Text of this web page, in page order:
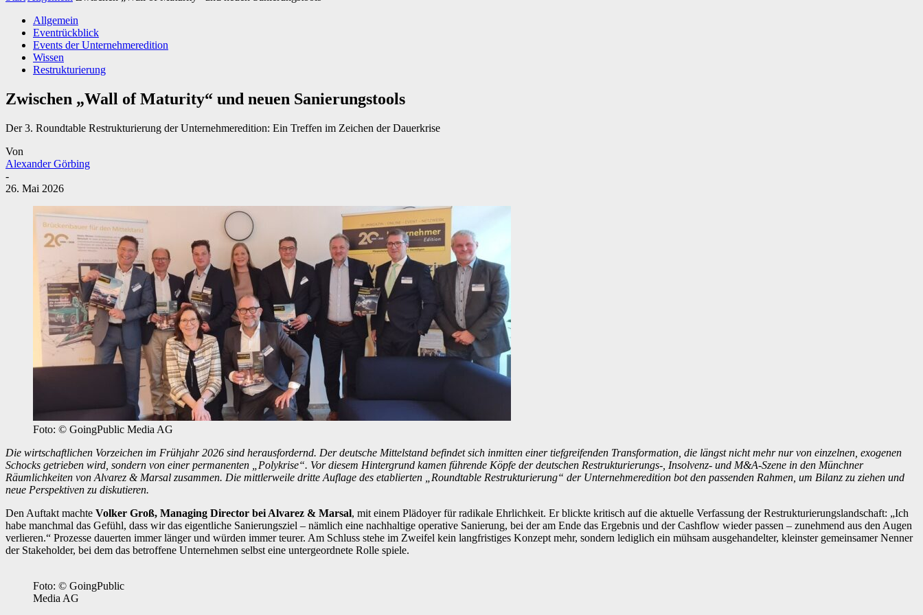
Allgemein
Eventrückblick
Events der Unternehmeredition
Wissen
Restrukturierung
Zwischen „Wall of Maturity“ und neuen Sanierungstools
Der 3. Roundtable Restrukturierung der Unternehmeredition: Ein Treffen im Zeichen der Dauerkrise
Von
Alexander Görbing
-
26. Mai 2026
Foto: © GoingPublic Media AG
Die wirtschaftlichen Vorzeichen im Frühjahr 2026 sind herausfordernd. Der deutsche Mittelstand befindet sich inmitten einer tiefgreifenden Transformation, die längst nicht mehr nur von einzelnen, exogenen
Schocks getrieben wird, sondern von einer permanenten „Polykrise“. Vor diesem Hintergrund kamen führende Köpfe der deutschen Restrukturierungs-, Insolvenz- und M&A-Szene in den Münchner
Räumlichkeiten von Alvarez & Marsal zusammen. Die mittlerweile dritte Auflage des etablierten „Roundtable Restrukturierung“ der Unternehmeredition bot den passenden Rahmen, um Bilanz zu ziehen und
neue Perspektiven zu diskutieren.
Den Auftakt machte Volker Groß, Managing Director bei Alvarez & Marsal, mit einem Plädoyer für radikale Ehrlichkeit. Er blickte kritisch auf die aktuelle Verfassung der Restrukturierungslandschaft: „Ich
habe manchmal das Gefühl, dass wir das eigentliche Sanierungsziel – nämlich eine nachhaltige operative Sanierung, bei der am Ende das Ergebnis und der Cashflow wieder passen – zunehmend aus den Augen
verlieren.“ Prozesse dauerten immer länger und würden immer teurer. Am Schluss stehe im Zweifel kein langfristiges Konzept mehr, sondern lediglich ein mühsam ausgehandelter, kleinster gemeinsamer Nenner
der Stakeholder, bei dem das betroffene Unternehmen selbst eine untergeordnete Rolle spiele.
Foto: © GoingPublic
Media AG